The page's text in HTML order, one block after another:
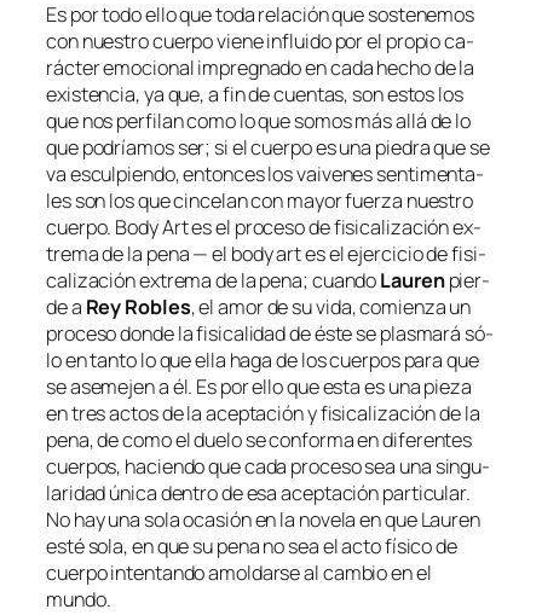
Es por to­do ello que to­da re­la­ción que sos­te­ne­mos
con nues­tro cuer­po vie­ne in­flui­do por el pro­pio ca­
rác­ter emo­cio­nal im­preg­na­do en ca­da he­cho de la
exis­ten­cia, ya que, a fin de cuen­tas, son es­tos los
que nos per­fi­lan co­mo lo que so­mos más allá de lo
que po­dría­mos ser; si el cuer­po es una pie­dra que se
va es­cul­pien­do, en­ton­ces los vai­ve­nes sen­ti­men­ta­
les son los que cin­ce­lan con ma­yor fuer­za nues­tro
cuer­po. Body Artes el pro­ce­so de fi­si­ca­li­za­ción ex­
tre­ma de la pe­na — el body artes el ejer­ci­cio de fi­si­
ca­li­za­ción ex­tre­ma de la pe­na; cuan­doLaurenpier­
de a Rey Robles, el amor de su vi­da, co­mien­za un
pro­ce­so don­de la fi­si­ca­li­dad de és­te se plas­ma­rá só­
lo en tan­to lo que ella ha­ga de los cuer­pos pa­ra que
se ase­me­jen a él. Es por ello que es­ta es una pie­za
en tres ac­tos de la acep­ta­ción y fi­si­ca­li­za­ción de la
pe­na, de co­mo el due­lo se con­for­ma en di­fe­ren­tes
cuer­pos, ha­cien­do que ca­da pro­ce­so sea una sin­gu­
la­ri­dad úni­ca den­tro de esa acep­ta­ción par­ti­cu­lar.
No hay una so­la oca­sión en la no­ve­la en que Lauren
es­té so­la, en que su pe­na no sea el ac­to fí­si­co de
cuer­po in­ten­tan­do amol­dar­se al cam­bio en el
mundo.